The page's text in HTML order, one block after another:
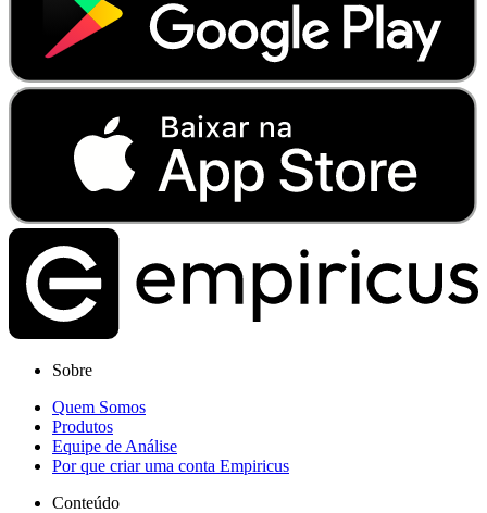
Sobre
Quem Somos
Produtos
Equipe de Análise
Por que criar uma conta Empiricus
Conteúdo